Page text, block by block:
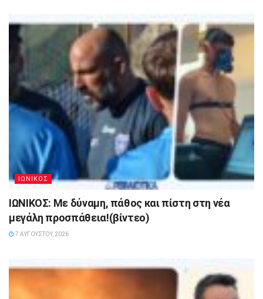
ΙΩΝΙΚΟΣ
ΙΩΝΙΚΟΣ: Με δύναμη, πάθος και πίστη στη νέα
μεγάλη προσπάθεια!(βίντεο)
7 ΑΥΓΟΎΣΤΟΥ, 2026